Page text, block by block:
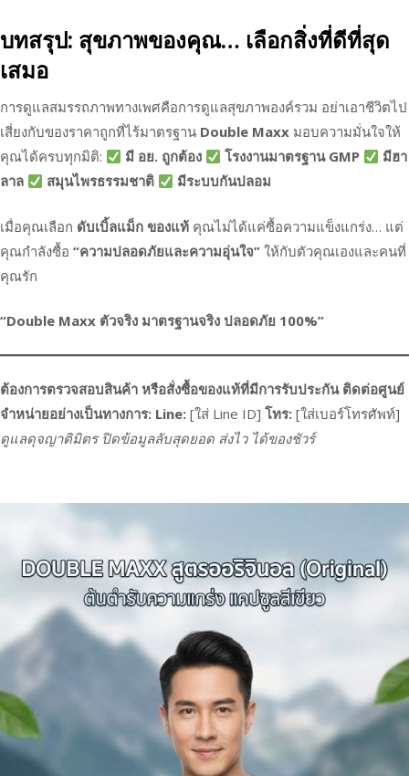
บทสรุป: สุขภาพของคุณ… เลือกสิ่งที่ดีที่สุด
เสมอ
การดูแลสมรรถภาพทางเพศคือการดูแลสุขภาพองค์รวม อย่าเอาชีวิตไป
เสี่ยงกับของราคาถูกที่ไร้มาตรฐาน Double Maxx มอบความมั่นใจให้
คุณได้ครบทุกมิติ:
มี อย. ถูกต้อง โรงงานมาตรฐาน GMP
มีฮา
ลาล
สมุนไพรธรรมชาติ มีระบบกันปลอม
เมื่อคุณเลือก ดับเบิ้ลแม็ก ของแท้ คุณไม่ได้แค่ซื้อความแข็งแกร่ง… แต่
คุณกำลังซื้อ “ความปลอดภัยและความอุ่นใจ” ให้กับตัวคุณเองและคนที่
คุณรัก
“Double Maxx ตัวจริง มาตรฐานจริง ปลอดภัย 100%”
ต้องการตรวจสอบสินค้า หรือสั่งซื้อของแท้ที่มีการรับประกัน ติดต่อศูนย์
จำหน่ายอย่างเป็นทางการ: Line: [ใส่ Line ID] โทร: [ใส่เบอร์โทรศัพท์]
ดูแลดุจญาติมิตร ปิดข้อมูลลับสุดยอด ส่งไว ได้ของชัวร์